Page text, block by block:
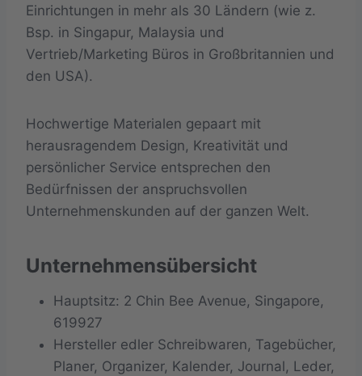
Einrichtungen in mehr als 30 Ländern (wie z.
Bsp. in Singapur, Malaysia und
Vertrieb/Marketing Büros in Großbritannien und
den USA).
Hochwertige Materialen gepaart mit
herausragendem Design, Kreativität und
persönlicher Service entsprechen den
Bedürfnissen der anspruchsvollen
Unternehmenskunden auf der ganzen Welt.
Unternehmensübersicht
Hauptsitz: 2 Chin Bee Avenue, Singapore,
619927
Hersteller edler Schreibwaren, Tagebücher,
Planer, Organizer, Kalender, Journal, Leder,